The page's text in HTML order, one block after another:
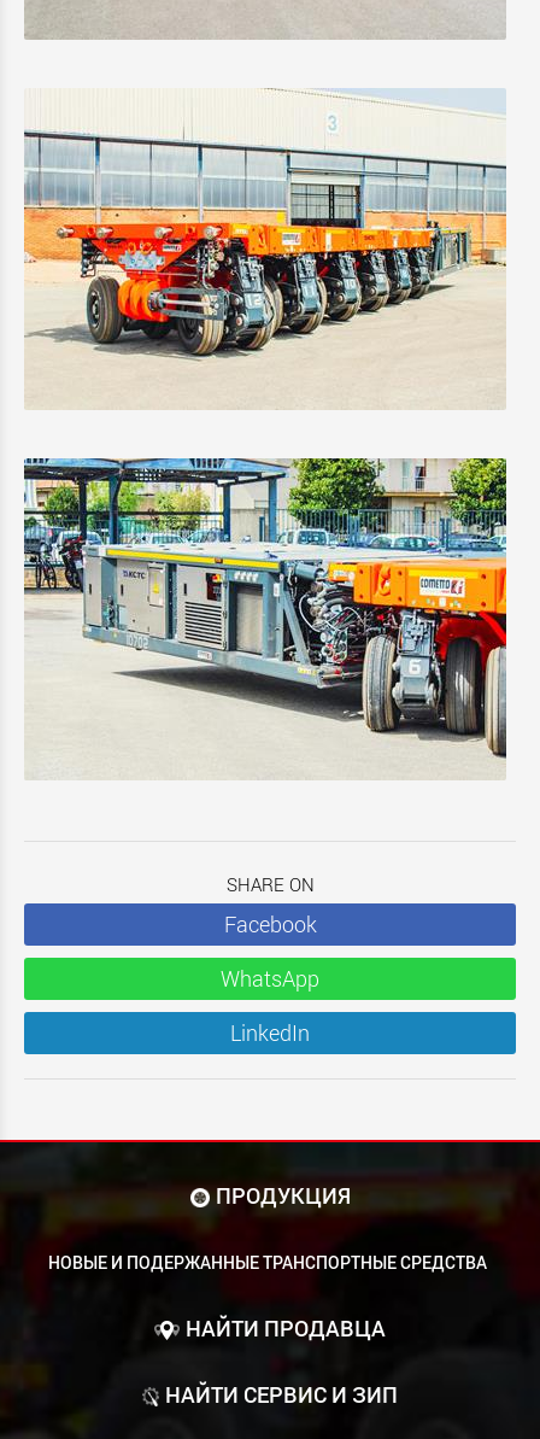
SHARE ON
Facebook
WhatsApp
LinkedIn
ПРОДУКЦИЯ
НОВЫЕ И ПОДЕРЖАННЫЕ ТРАНСПОРТНЫЕ СРЕДСТВА
НАЙТИ ПРОДАВЦА
НАЙТИ СЕРВИС И ЗИП